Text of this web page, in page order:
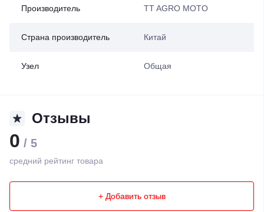
Производитель TT AGRO MOTO
Страна производитель Китай
Узел Общая
Отзывы
0 / 5
средний рейтинг товара
+ Добавить отзыв